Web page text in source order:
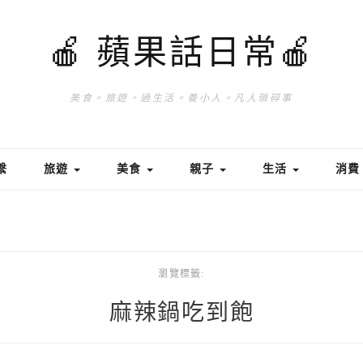
🍎 蘋果話日常🍎
美食。旅遊。過生活。養小人。凡人瑣碎事
旅遊 美食 親子 生活 消費
瀏覽標籤:
麻辣鍋吃到飽